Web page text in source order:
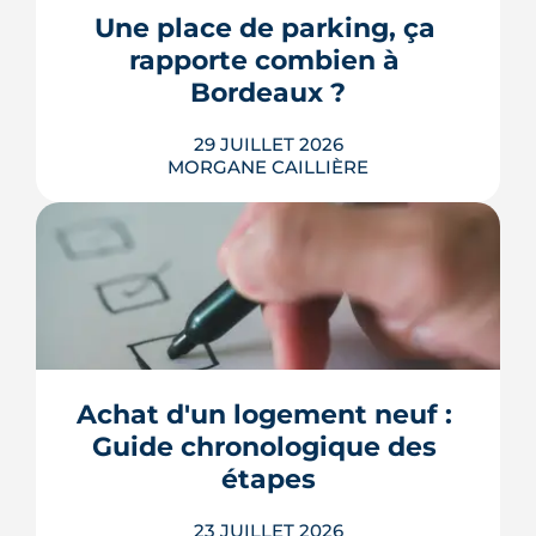
récemment réformées. Ce guide fait le
point, à jour de juillet 2026, sur vos
droits et ...
LIRE L'ARTICLE
Une place de parking, ça
rapporte combien à
Bordeaux ?
29 JUILLET 2026
MORGANE CAILLIÈRE
Combien rapporte une place de
parking à Bordeaux ? Prix de location
par quartier, calcul du rendement,
louer.
LIRE L'ARTICLE
Achat d'un logement neuf :
Guide chronologique des
étapes
23 JUILLET 2026